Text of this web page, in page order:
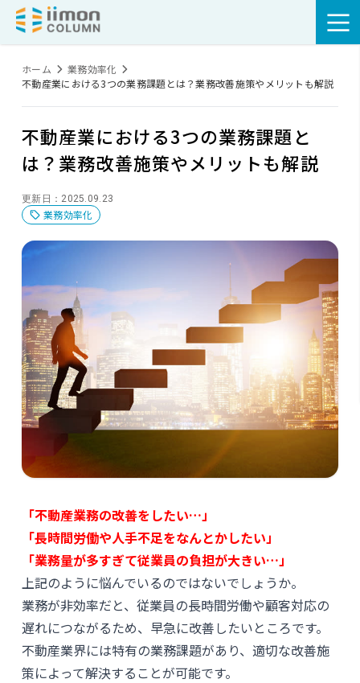
ホーム
業務効率化
不動産業における3つの業務課題とは？業務改善施策やメリットも解説
不動産業における3つの業務課題と
は？業務改善施策やメリットも解説
更新日：2025.09.23
業務効率化
「不動産業務の改善をしたい…」
「長時間労働や人手不足をなんとかしたい」
「業務量が多すぎて従業員の負担が大きい…」
上記のように悩んでいるのではないでしょうか。
業務が非効率だと、従業員の長時間労働や顧客対応の
遅れにつながるため、早急に改善したいところです。
不動産業界には特有の業務課題があり、適切な改善施
策によって解決することが可能です。